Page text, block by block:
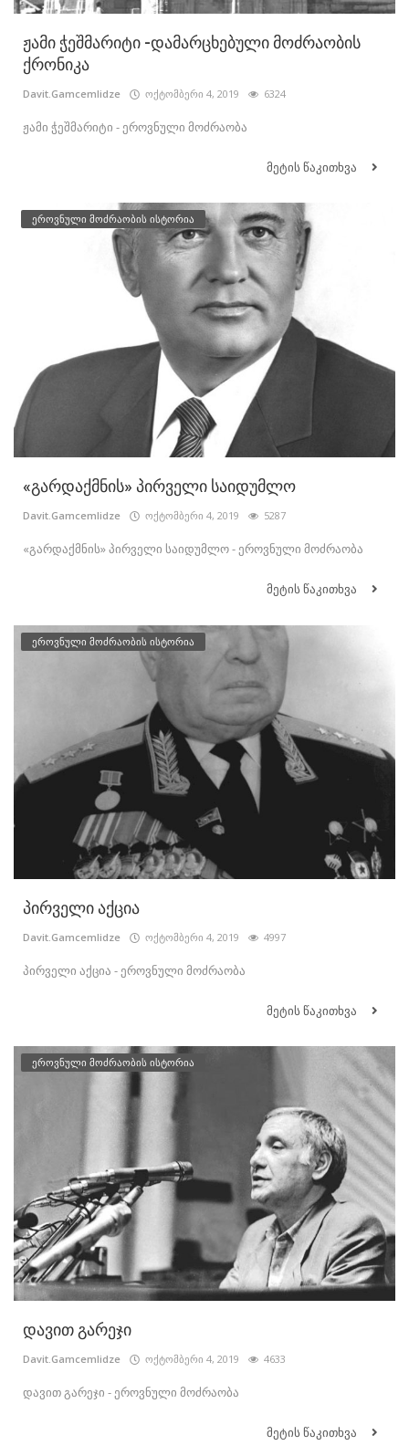
ჟამი ჭეშმარიტი -დამარცხებული მოძრაობის
ქრონიკა
Davit.Gamcemlidze ოქტომბერი 4, 2019 6324
ჟამი ჭეშმარიტი - ეროვნული მოძრაობა
მეტის წაკითხვა
ეროვნული მოძრაობის ისტორია
«გარდაქმნის» პირველი საიდუმლო
Davit.Gamcemlidze ოქტომბერი 4, 2019 5287
«გარდაქმნის» პირველი საიდუმლო - ეროვნული მოძრაობა
მეტის წაკითხვა
ეროვნული მოძრაობის ისტორია
პირველი აქცია
Davit.Gamcemlidze ოქტომბერი 4, 2019 4997
პირველი აქცია - ეროვნული მოძრაობა
მეტის წაკითხვა
ეროვნული მოძრაობის ისტორია
დავით გარეჯი
Davit.Gamcemlidze ოქტომბერი 4, 2019 4633
დავით გარეჯი - ეროვნული მოძრაობა
მეტის წაკითხვა